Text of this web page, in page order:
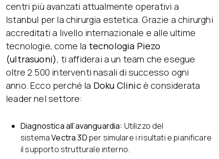
centri più avanzati attualmente operativi a
Istanbul per la chirurgia estetica. Grazie a chirurghi
accreditati a livello internazionale e alle ultime
tecnologie, come la tecnologia Piezo
(ultrasuoni), ti affiderai a un team che esegue
oltre 2.500 interventi nasali di successo ogni
anno. Ecco perché la Doku Clinicè considerata
leader nel settore:
Diagnostica all’avanguardia: Utilizzo del
sistemaVectra 3D per simulare i risultati e pianificare
il supporto strutturale interno.